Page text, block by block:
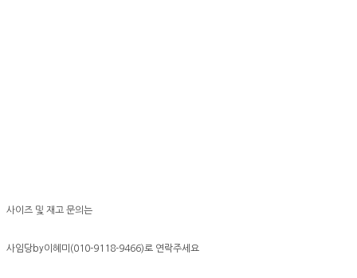
사이즈 및 재고 문의는
사임당by이혜미(010-9118-9466)로 연락주세요